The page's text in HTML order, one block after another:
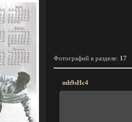
Фотографий в разделе: 17
mh9sHc4